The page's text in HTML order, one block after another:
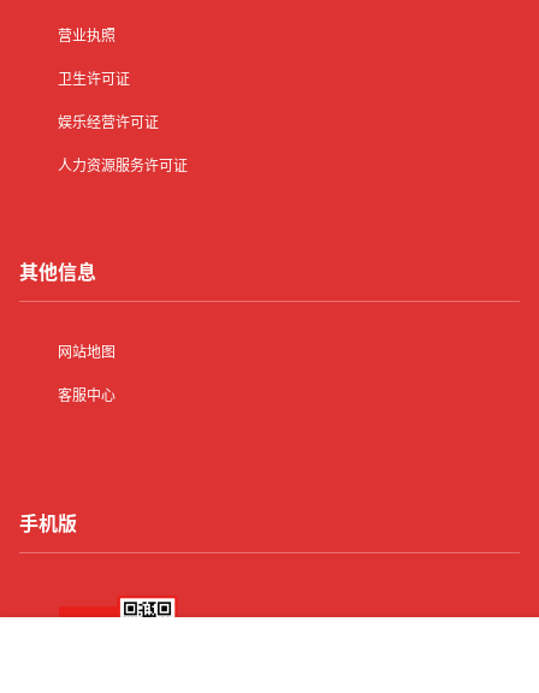
营业执照
卫生许可证
娱乐经营许可证
人力资源服务许可证
其他信息
网站地图
客服中心
手机版